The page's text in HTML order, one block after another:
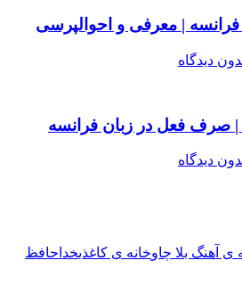
| معرفی و احوالپرسی
دیدگاه
| صرف فعل در زبان فرانسه
دیدگاه
ی آهنگ بلا چاوخانه ی کاغذیخداحافظ